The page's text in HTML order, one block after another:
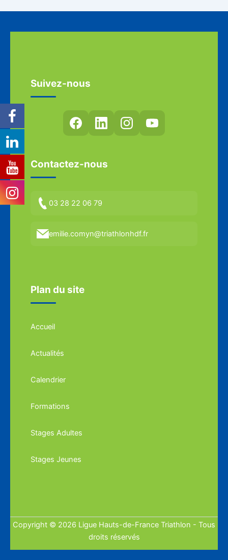
Suivez-nous
Contactez-nous
03 28 22 06 79
emilie.comyn@triathlonhdf.fr
Plan du site
Accueil
Actualités
Calendrier
Formations
Stages Adultes
Stages Jeunes
Copyright © 2026 Ligue Hauts-de-France Triathlon - Tous
droits réservés